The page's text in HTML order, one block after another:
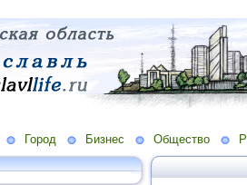
Город Бизнес Общество